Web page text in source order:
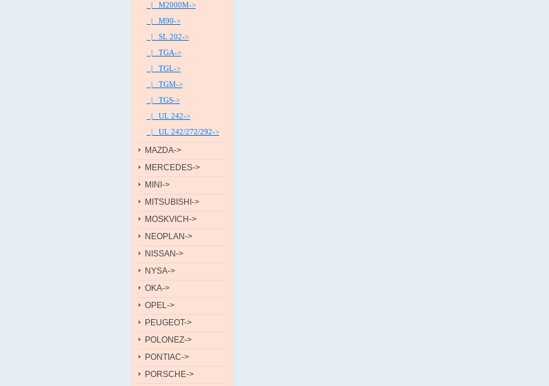
|_ M2000M->
|_ M90->
|_ SL 202->
|_ TGA->
|_ TGL->
|_ TGM->
|_ TGS->
|_ UL 242->
|_ UL 242/272/292->
MAZDA->
MERCEDES->
MINI->
MITSUBISHI->
MOSKVICH->
NEOPLAN->
NISSAN->
NYSA->
OKA->
OPEL->
PEUGEOT->
POLONEZ->
PONTIAC->
PORSCHE->